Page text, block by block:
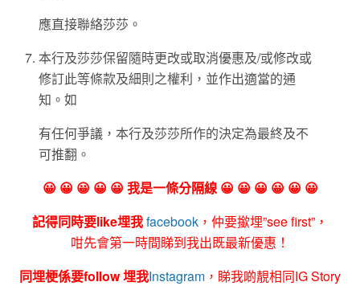
應直接聯絡莎莎。
本行及莎莎保留隨時更改或取消優惠及/或修改或
修訂此等條款及細則之權利，並作出適當的通
知。如
有任何爭議，本行及莎莎所作的決定為最終及不
可推翻。
😀 😀 😀 😀 😀 我是一條分隔線 😀 😀 😀 😀 😀 😀
記得同時要like埋我facebook ，仲要撳埋”see first”，
咁先會第一時間睇到我出既最新優惠！
同埋梗係要follow 埋我Instagram ，睇我啲靚相同IG Story